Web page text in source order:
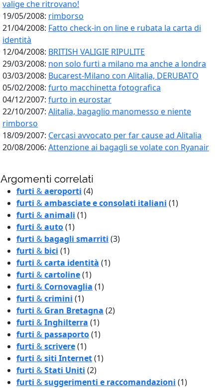
valige che ritrovano!
19/05/2008: rimborso
21/04/2008: Fatto check-in on line e rubata la carta di
identità
12/04/2008: BRITISH VALIGIE RIPULITE
29/03/2008: non solo furti a milano ma anche a londra
03/03/2008: Bucarest-Milano con Alitalia, DERUBATO
05/02/2008: furto macchinetta fotografica
04/12/2007: furto in eurostar
22/10/2007: Alitalia, bagaglio manomesso e niente
rimborso
18/09/2007: Cercasi avvocato per far cause ad Alitalia
20/08/2006: Attenzione ai bagagli se volate con Ryanair
Argomenti correlati
furti &aeroporti (4)
furti &ambasciate e consolati italiani (1)
furti &animali (1)
furti &auto(1)
furti & bagagli smarriti (3)
furti & bici (1)
furti &carta identità (1)
furti &cartoline(1)
furti & Cornovaglia (1)
furti &crimini (1)
furti & Gran Bretagna (2)
furti &Inghilterra (1)
furti & passaporto(1)
furti &scrivere(1)
furti &siti Internet(1)
furti &Stati Uniti (2)
furti &suggerimenti e raccomandazioni (1)